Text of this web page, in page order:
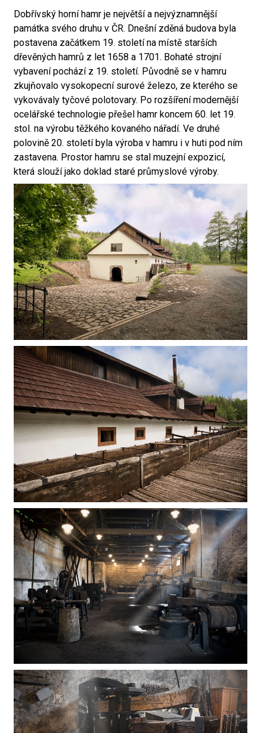
Dobřívský horní hamr je největší a nejvýznamnější
památka svého druhu v ČR. Dnešní zděná budova byla
postavena začátkem 19. století na místě starších
dřevěných hamrů z let 1658 a 1701. Bohaté strojní
vybavení pochází z 19. století. Původně se v hamru
zkujňovalo vysokopecní surové železo, ze kterého se
vykovávaly tyčové polotovary. Po rozšíření modernější
ocelářské technologie přešel hamr koncem 60. let 19.
stol. na výrobu těžkého kovaného nářadí. Ve druhé
polovině 20. století byla výroba v hamru i v huti pod ním
zastavena. Prostor hamru se stal muzejní expozicí,
která slouží jako doklad staré průmyslové výroby.